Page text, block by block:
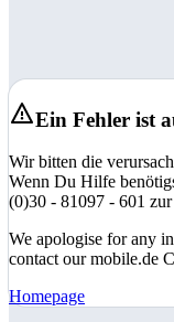
Ein Fehler ist
Wir bitten die
Wenn Du Hilfe
(0)30 - 81097 - 601
We apologise for any
contact our mobile.de
Homepage